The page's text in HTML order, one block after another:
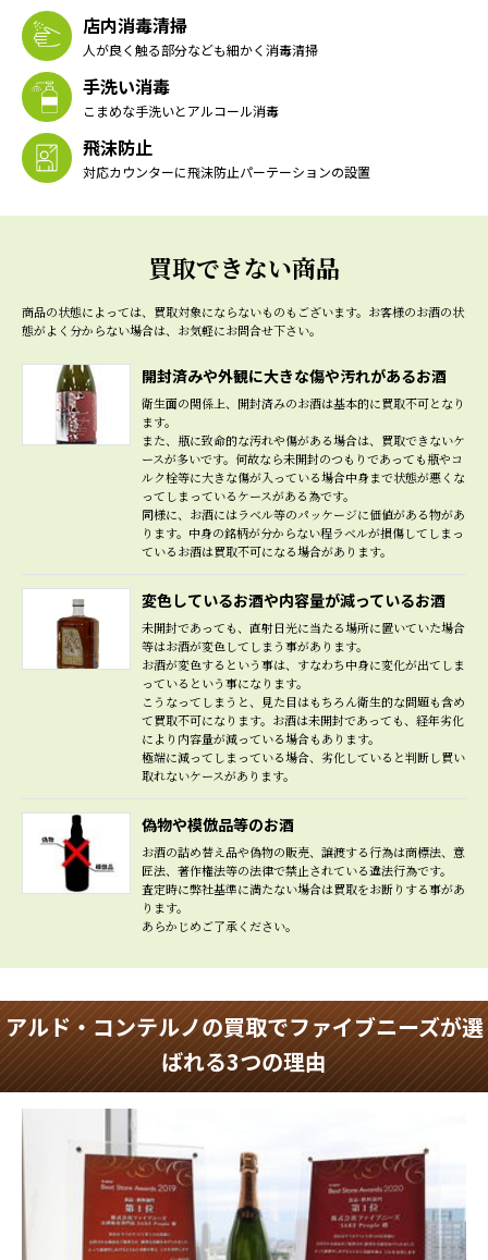
店内消毒清掃
人が良く触る部分なども細かく消毒清掃
手洗い消毒
こまめな手洗いとアルコール消毒
飛沫防止
対応カウンターに飛沫防止パーテーションの設置
買取できない商品
商品の状態によっては、買取対象にならないものもございます。 お客様のお酒の状
態がよく分からない場合は、お気軽にお問合せ下さい。
開封済みや外観に大きな傷や汚れがあるお酒
衛生面の関係上、開封済みのお酒は基本的に買取不可となり
ます。
また、瓶に致命的な汚れや傷がある場合は、買取できないケ
ースが多いです。何故なら未開封のつもりであっても瓶やコ
ルク栓等に大きな傷が入っている場合中身まで状態が悪くな
ってしまっているケースがある為です。
同様に、お酒にはラベル等のパッケージに価値がある物があ
ります。中身の銘柄が分からない程ラベルが損傷してしまっ
ているお酒は買取不可になる場合があります。
変色しているお酒や内容量が減っているお酒
未開封であっても、直射日光に当たる場所に置いていた場合
等はお酒が変色してしまう事があります。
お酒が変色するという事は、すなわち中身に変化が出てしま
っているという事になります。
こうなってしまうと、見た目はもちろん衛生的な問題も含め
て買取不可になります。お酒は未開封であっても、経年劣化
により内容量が減っている場合もあります。
極端に減ってしまっている場合、劣化していると判断し買い
取れないケースがあります。
偽物や模倣品等のお酒
お酒の詰め替え品や偽物の販売、譲渡する行為は商標法、意
匠法、著作権法等の法律で禁止されている違法行為です。
査定時に弊社基準に満たない場合は買取をお断りする事があ
ります。
あらかじめご了承ください。
アルド・コンテルノの買取でファイブニーズが選
ばれる3つの理由